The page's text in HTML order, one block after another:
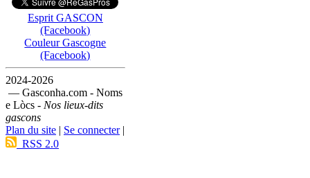
Esprit GASCON
(Facebook)
Couleur Gascogne
(Facebook)
2024-2026
— Gasconha.com - Noms
e Lòcs - Nos lieux-dits
gascons
Plan du site | Se connecter|
RSS 2.0